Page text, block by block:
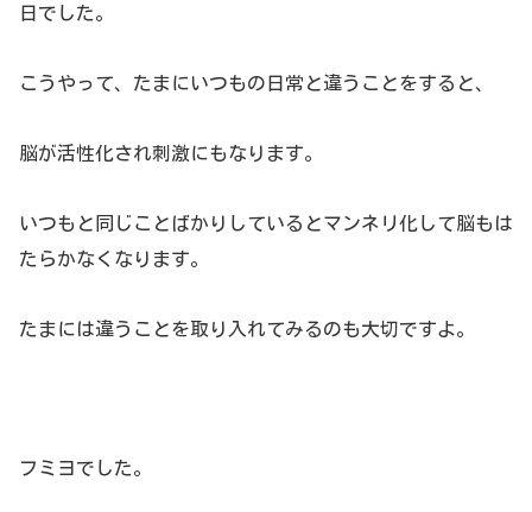
日でした。
こうやって、たまにいつもの日常と違うことをすると、
脳が活性化され刺激にもなります。
いつもと同じことばかりしているとマンネリ化して脳もは
たらかなくなります。
たまには違うことを取り入れてみるのも大切ですよ。
フミヨでした。